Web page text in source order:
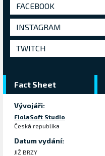
FACEBOOK
INSTAGRAM
TWITCH
Fact Sheet
Vývojáři:
FiolaSoft Studio
Česká republika
Datum vydání:
JIŽ BRZY